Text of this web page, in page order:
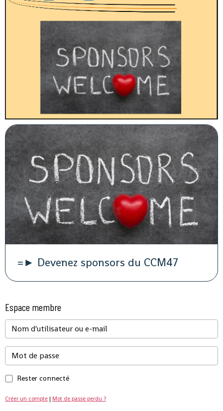
=► Devenez sponsors du CCM47
Espace membre
Rester connecté
Créer un compte | Mot de passe perdu ?